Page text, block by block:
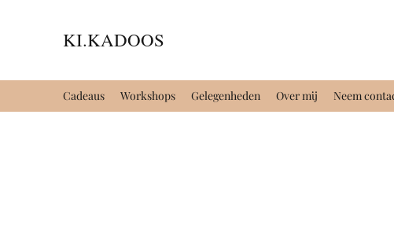
KI.KADOOS
Cadeaus Workshops Gelegenheden Over mij Neem